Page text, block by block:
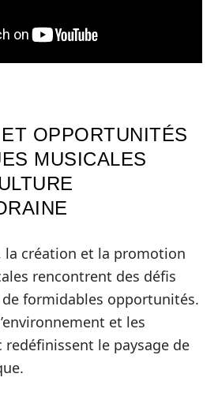
OPPORTUNITÉS
MUSICALES
la création et la promotion
rencontrent des défis
formidables opportunités.
et les
le paysage de